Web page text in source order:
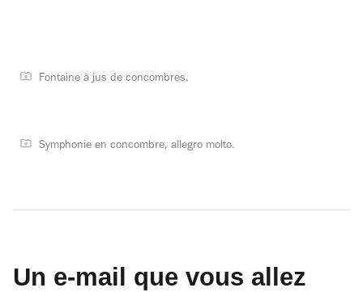
Fontaine à jus de concombres.
Symphonie en concombre, allegro molto.
Un e-mail que vous allez